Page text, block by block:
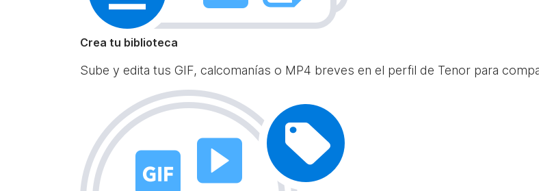
Crea tu biblioteca
Sube y edita tus GIF, calcomanías o MP4 breves en el perfil de Tenor para